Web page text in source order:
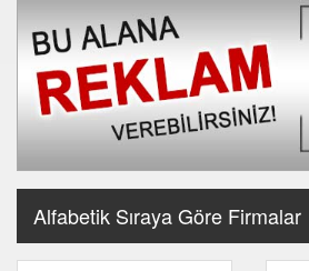
Alfabetik Sıraya Göre Firmalar